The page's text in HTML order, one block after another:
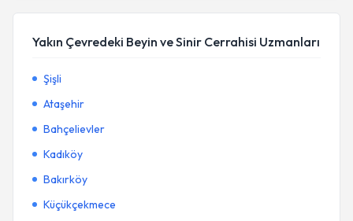
Yakın Çevredeki Beyin ve Sinir Cerrahisi Uzmanları
Şişli
Ataşehir
Bahçelievler
Kadıköy
Bakırköy
Küçükçekmece